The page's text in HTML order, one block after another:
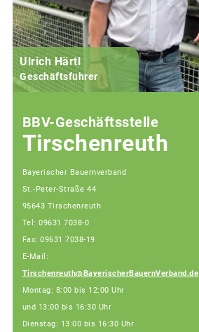
Ulrich Härtl
Geschäftsführer
BBV-Geschäftsstelle
Tirschenreuth
Bayerischer Bauernverband
St.-Peter-Straße 44
95643 Tirschenreuth
Tel: 09631 7038-0
Fax: 09631 7038-19
E-Mail:
Tirschenreuth@BayerischerBauernVerband.de
Montag: 8:00 bis 12:00 Uhr
und 13:00 bis 16:30 Uhr
Dienstag: 13:00 bis 16:30 Uhr